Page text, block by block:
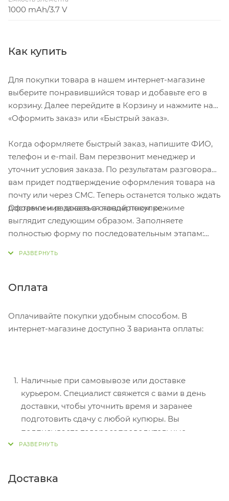
1000 mAh/3.7 V
Как купить
Для покупки товара в нашем интернет-магазине
выберите понравившийся товар и добавьте его в
корзину. Далее перейдите в Корзину и нажмите на
«Оформить заказ» или «Быстрый заказ».
Когда оформляете быстрый заказ, напишите ФИО,
телефон и e-mail. Вам перезвонит менеджер и
уточнит условия заказа. По результатам разговора
вам придет подтверждение оформления товара на
почту или через СМС. Теперь останется только ждать
доставки и радоваться новой покупке.
Оформление заказа в стандартном режиме
выглядит следующим образом. Заполняете
полностью форму по последовательным этапам:
Нажмите кнопку «Оформить заказ».
Оплата
Оплачивайте покупки удобным способом. В
интернет-магазине доступно 3 варианта оплаты:
Наличные при самовывозе или доставке
курьером. Специалист свяжется с вами в день
доставки, чтобы уточнить время и заранее
подготовить сдачу с любой купюры. Вы
подписываете товаросопроводительные
документы, вносите денежные средства,
Доставка